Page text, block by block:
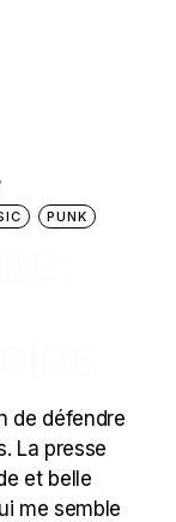
PUNK
de défendre
La presse
et belle
me semble